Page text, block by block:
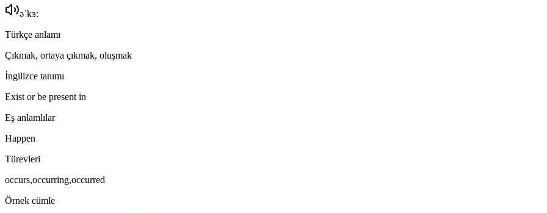
əˈkɜː
Türkçe anlamı
Çıkmak, ortaya çıkmak, oluşmak
İngilizce tanımı
Exist or be present in
Eş anlamlılar
Happen
Türevleri
occurs,occurring,occurred
Örnek cümle